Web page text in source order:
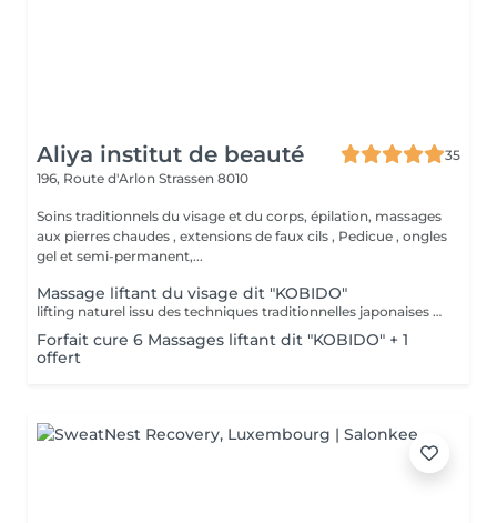
Aliya institut de beauté
35
196, Route d'Arlon Strassen 8010
Soins traditionnels du visage et du corps, épilation, massages
aux pierres chaudes , extensions de faux cils , Pedicue , ongles
gel et semi-permanent,...
Massage liftant du visage dit "KOBIDO"
lifting naturel issu des techniques traditionnelles japonaises -massage profond des muscles du visage, drainage lymphatique, acupression. Effets: -Raffermie § tonifie -Améliore la circulation sanguine -Donne l'éclat à la peau A faire seul, en cure ou en supplément dans un soin visage
Forfait cure 6 Massages liftant dit "KOBIDO" + 1
offert